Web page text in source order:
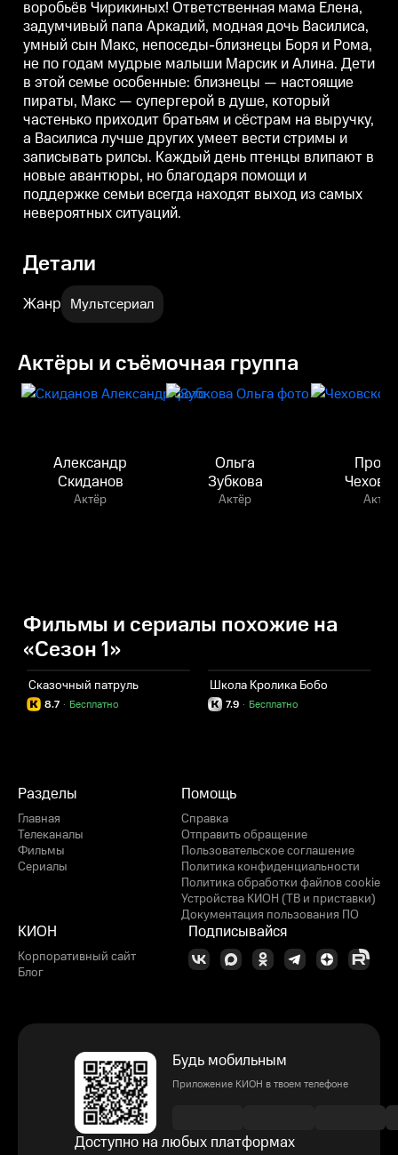
супергерой в душе, который
частенько приходит братьям и
сёстрам на выручку, а Василиса
лучше других умеет вести
стримы и записывать рилсы.
Каждый день птенцы влипают в
новые авантюры, но благодаря
помощи и поддержке семьи
всегда находят выход из самых
невероятных ситуаций.
супергерой в душе, который
частенько приходит братьям и
сёстрам на выручку, а Василиса
лучше других умеет вести
стримы и записывать рилсы.
Каждый день птенцы влипают в
новые авантюры, но благодаря
помощи и поддержке семьи
всегда находят выход из самых
невероятных ситуаций.
воробьёв Чирикиных! Ответственная мама Елена,
задумчивый папа Аркадий, модная дочь Василиса,
умный сын Макс, непоседы-близнецы Боря и Рома,
не по годам мудрые малыши Марсик и Алина. Дети
в этой семье особенные: близнецы — настоящие
пираты, Макс — супергерой в душе, который
частенько приходит братьям и сёстрам на выручку,
а Василиса лучше других умеет вести стримы и
записывать рилсы. Каждый день птенцы влипают в
новые авантюры, но благодаря помощи и
поддержке семьи всегда находят выход из самых
невероятных ситуаций.
Детали
Жанр Мультсериал
Актёры и съёмочная группа
Александр
Скиданов
Актёр
Ольга
Зубкова
Актёр Актёр
Фильмы и сериалы похожие на
«Сезон 1»
Сказочный патруль
8.7 Бесплатно
·
Школа Кролика Бобо
7.9 Бесплатно
·
Разделы
Главная
Телеканалы
Фильмы
Сериалы
Помощь
Справка
Отправить обращение
Пользовательское соглашение
Политика конфиденциальности
Политика обработки файлов cookie
Устройства КИОН (ТВ и приставки)
Документация пользования ПО
КИОН
Корпоративный сайт
Блог
Подписывайся
Будь мобильным
Приложение КИОН в твоем телефоне
Доступно на любых платформах